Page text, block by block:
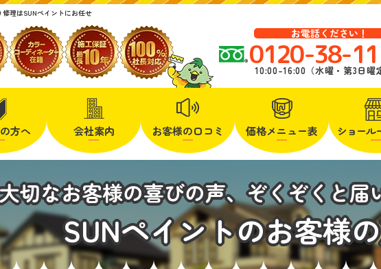
理はSUNペイントにお任せ
お電話ください！
0120-38-
10:00-16:00（水曜・第3日曜
方へ 会社案内 お客様の口コミ 価格メニュー表 ショール
大切なお客様の喜びの声、ぞくぞくと届
SUNペイントのお客様